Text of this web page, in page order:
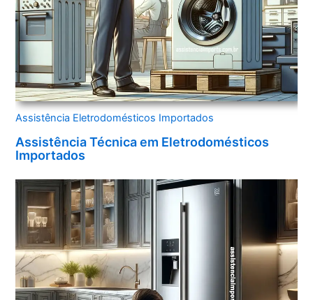
Assistência Eletrodomésticos Importados
Assistência Técnica em Eletrodomésticos
Importados